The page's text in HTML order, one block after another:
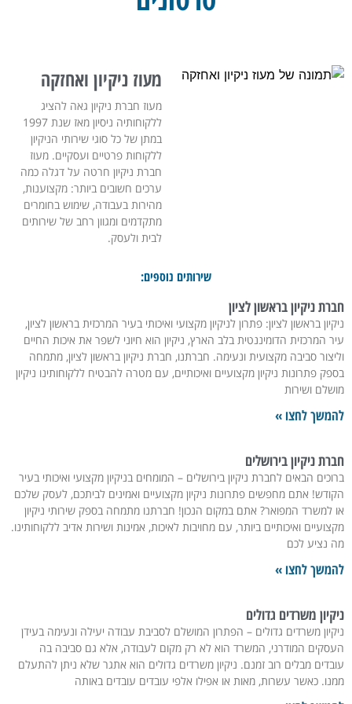
מעוז ניקיון ואחזקה
מעוז חברת ניקיון גאה להציג
ללקוחותיה ניסיון מאז שנת 1997
במתן של כל סוגי שירותי הניקיון
ללקוחות פרטיים ועסקיים. מעוז
חברת ניקיון חרטה על דגלה כמה
ערכים חשובים ביותר: מקצוענות,
מהירות בעבודה, שימוש בחומרים
מתקדמים ומגוון רחב של שירותים
לבית ולעסק.
שירותים נוספים:
חברת ניקיון בראשון לציון
ניקיון בראשון לציון: פתרון לניקיון מקצועי ואיכותי בעיר המרכזית בראשון לציון,
עיר המרכזית הדומיננטית בלב הארץ, ניקיון הוא חיוני לשפר את איכות החיים
וליצור סביבה מקצועית ונעימה. חברתנו, חברת ניקיון בראשון לציון, מתמחה
בספק פתרונות ניקיון מקצועיים ואיכותיים, עם מטרה להבטיח ללקוחותינו ניקיון
מושלם ושירות
להמשך לחצו »
חברת ניקיון בירושלים
ברוכים הבאים לחברת ניקיון בירושלים – המומחים בניקיון מקצועי ואיכותי בעיר
הקודש! אתם מחפשים פתרונות ניקיון מקצועיים ואמינים לביתכם, לעסק שלכם
או למשרד המפואר? אתם במקום הנכון! חברתנו מתמחה בספק שירותי ניקיון
מקצועיים ואיכותיים ביותר, עם מחויבות לאיכות, אמינות ושירות אדיב ללקוחותינו.
מה נציע לכם
להמשך לחצו »
ניקיון משרדים גדולים
ניקיון משרדים גדולים – הפתרון המושלם לסביבת עבודה יעילה ונעימה בעידן
העסקים המודרני, המשרד הוא לא רק מקום לעבודה, אלא גם סביבה בה
עובדים מבלים רוב זמנם. ניקיון משרדים גדולים הוא אתגר שלא ניתן להתעלם
ממנו. כאשר עשרות, מאות או אפילו אלפי עובדים עובדים באותה